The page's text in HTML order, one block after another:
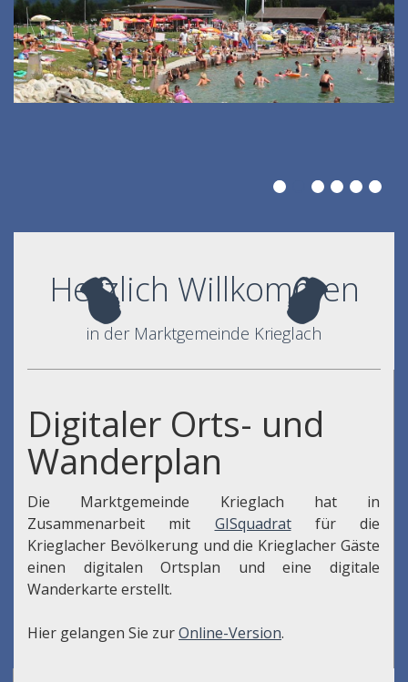
Herzlich Willkommen
in der Marktgemeinde Krieglach
Digitaler Orts- und
Wanderplan
Die Marktgemeinde Krieglach hat in
Zusammenarbeit mit GISquadrat
für die
Krieglacher Bevölkerung und die Krieglacher Gäste
einen digitalen Ortsplan und eine digitale
Wanderkarte erstellt.
Hier gelangen Sie zurOnline-Version.